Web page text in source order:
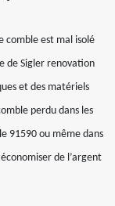
comble est mal isolé
de Sigler renovation
et des matériels
perdu dans les
91590 ou même dans
de l’argent